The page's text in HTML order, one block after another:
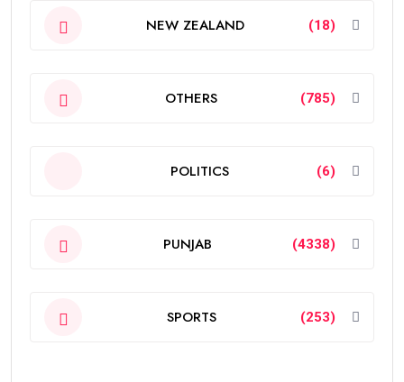
NEW ZEALAND (18)
OTHERS (785)
POLITICS (6)
PUNJAB (4338)
SPORTS (253)